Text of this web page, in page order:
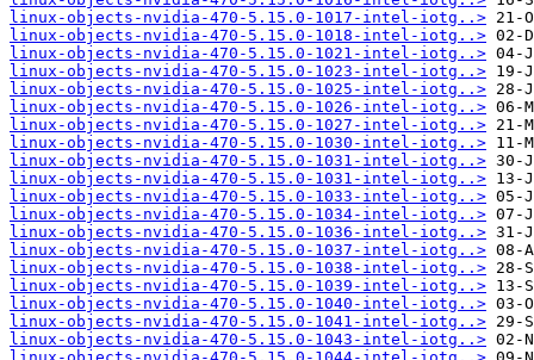
linux-objects-nvidia-470-5.15.0-1017-intel-iotg..>
linux-objects-nvidia-470-5.15.0-1018-intel-iotg..>
linux-objects-nvidia-470-5.15.0-1021-intel-iotg..>
linux-objects-nvidia-470-5.15.0-1023-intel-iotg..>
linux-objects-nvidia-470-5.15.0-1025-intel-iotg..>
linux-objects-nvidia-470-5.15.0-1026-intel-iotg..>
linux-objects-nvidia-470-5.15.0-1027-intel-iotg..>
linux-objects-nvidia-470-5.15.0-1030-intel-iotg..>
linux-objects-nvidia-470-5.15.0-1031-intel-iotg..>
linux-objects-nvidia-470-5.15.0-1031-intel-iotg..>
linux-objects-nvidia-470-5.15.0-1033-intel-iotg..>
linux-objects-nvidia-470-5.15.0-1034-intel-iotg..>
linux-objects-nvidia-470-5.15.0-1036-intel-iotg..>
linux-objects-nvidia-470-5.15.0-1037-intel-iotg..>
linux-objects-nvidia-470-5.15.0-1038-intel-iotg..>
linux-objects-nvidia-470-5.15.0-1039-intel-iotg..>
linux-objects-nvidia-470-5.15.0-1040-intel-iotg..>
linux-objects-nvidia-470-5.15.0-1041-intel-iotg..>
linux-objects-nvidia-470-5.15.0-1043-intel-iotg..>